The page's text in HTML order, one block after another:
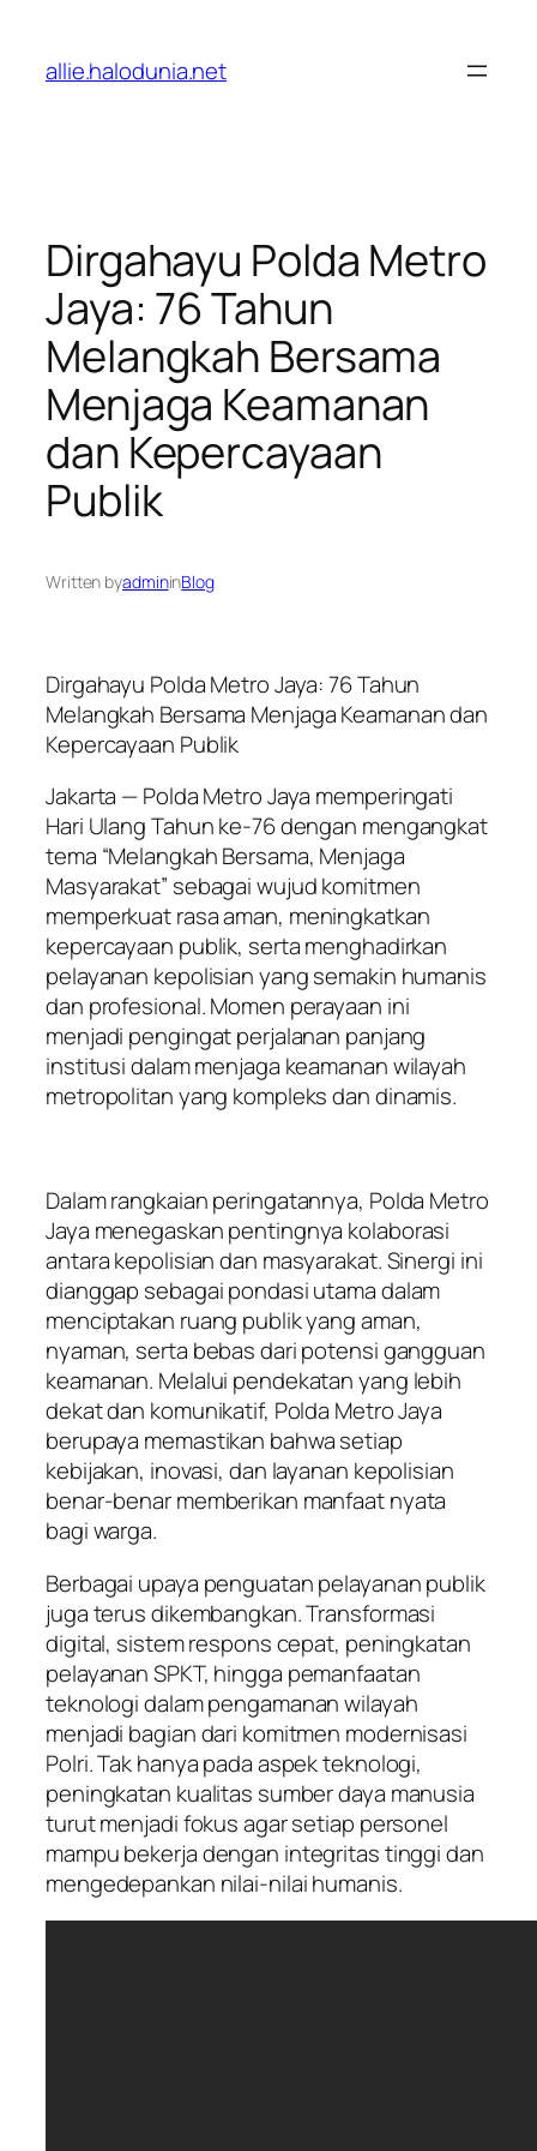
konten
allie.halodunia.net
Dirgahayu Polda Metro
Jaya: 76 Tahun
Melangkah Bersama
Menjaga Keamanan
dan Kepercayaan
Publik
Written byadmininBlog
Dirgahayu Polda Metro Jaya: 76 Tahun
Melangkah Bersama Menjaga Keamanan dan
Kepercayaan Publik
Jakarta — Polda Metro Jaya memperingati
Hari Ulang Tahun ke-76 dengan mengangkat
tema “Melangkah Bersama, Menjaga
Masyarakat” sebagai wujud komitmen
memperkuat rasa aman, meningkatkan
kepercayaan publik, serta menghadirkan
pelayanan kepolisian yang semakin humanis
dan profesional. Momen perayaan ini
menjadi pengingat perjalanan panjang
institusi dalam menjaga keamanan wilayah
metropolitan yang kompleks dan dinamis.
Dalam rangkaian peringatannya, Polda Metro
Jaya menegaskan pentingnya kolaborasi
antara kepolisian dan masyarakat. Sinergi ini
dianggap sebagai pondasi utama dalam
menciptakan ruang publik yang aman,
nyaman, serta bebas dari potensi gangguan
keamanan. Melalui pendekatan yang lebih
dekat dan komunikatif, Polda Metro Jaya
berupaya memastikan bahwa setiap
kebijakan, inovasi, dan layanan kepolisian
benar-benar memberikan manfaat nyata
bagi warga.
Berbagai upaya penguatan pelayanan publik
juga terus dikembangkan. Transformasi
digital, sistem respons cepat, peningkatan
pelayanan SPKT, hingga pemanfaatan
teknologi dalam pengamanan wilayah
menjadi bagian dari komitmen modernisasi
Polri. Tak hanya pada aspek teknologi,
peningkatan kualitas sumber daya manusia
turut menjadi fokus agar setiap personel
mampu bekerja dengan integritas tinggi dan
mengedepankan nilai-nilai humanis.